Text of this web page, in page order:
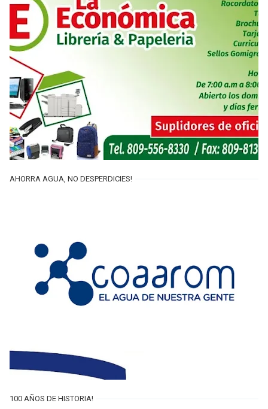
AHORRA AGUA, NO DESPERDICIES!
100 AÑOS DE HISTORIA!